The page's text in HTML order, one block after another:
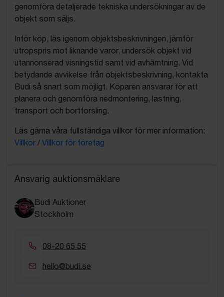
genomföra detaljerade tekniska undersökningar av de
objekt som säljs.
Inför köp, läs igenom objektsbeskrivningen, jämför
utropspris mot liknande varor, undersök objekt vid
utannonserad visningstid samt vid avhämtning. Vid
betydande avvikelse från objektsbeskrivning, kontakta
Budi så snart som möjligt. Köparen ansvarar för att
planera och genomföra nedmontering, lastning,
transport och bortforsling.
Läs gärna våra fullständiga villkor för mer information:
Villkor / Villkor för företag
Ansvarig auktionsmäklare
Budi Auktioner
Stockholm
08-20 65 55
hello@budi.se